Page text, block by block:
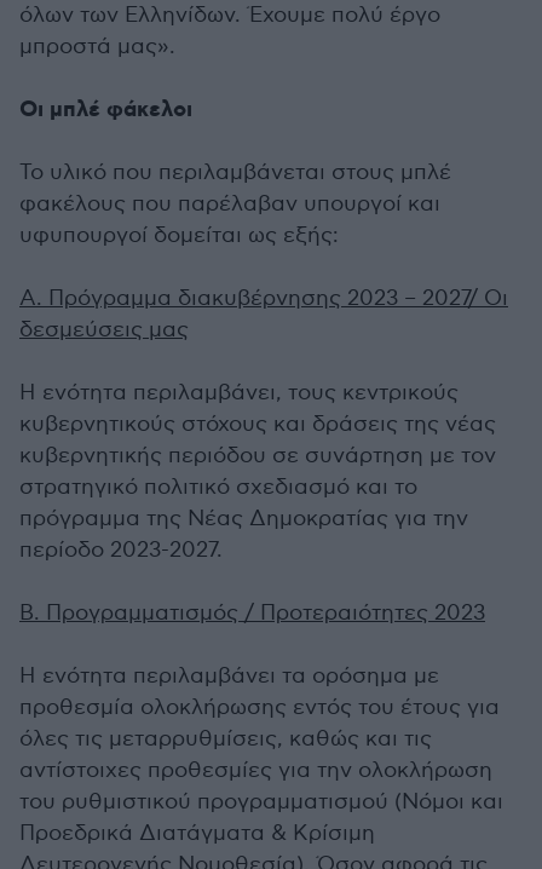
όλων των Ελληνίδων. Έχουμε πολύ έργο
μπροστά μας».
Οι μπλέ φάκελοι
Το υλικό που περιλαμβάνεται στους μπλέ
φακέλους που παρέλαβαν υπουργοί και
υφυπουργοί δομείται ως εξής:
Α. Πρόγραμμα διακυβέρνησης 2023 – 2027/ Οι
δεσμεύσεις μας
Η ενότητα περιλαμβάνει, τους κεντρικούς
κυβερνητικούς στόχους και δράσεις της νέας
κυβερνητικής περιόδου σε συνάρτηση με τον
στρατηγικό πολιτικό σχεδιασμό και το
πρόγραμμα της Νέας Δημοκρατίας για την
περίοδο 2023-2027.
Β. Προγραμματισμός / Προτεραιότητες 2023
Η ενότητα περιλαμβάνει τα ορόσημα με
προθεσμία ολοκλήρωσης εντός του έτους για
όλες τις μεταρρυθμίσεις, καθώς και τις
αντίστοιχες προθεσμίες για την ολοκλήρωση
του ρυθμιστικού προγραμματισμού (Νόμοι και
Προεδρικά Διατάγματα & Κρίσιμη